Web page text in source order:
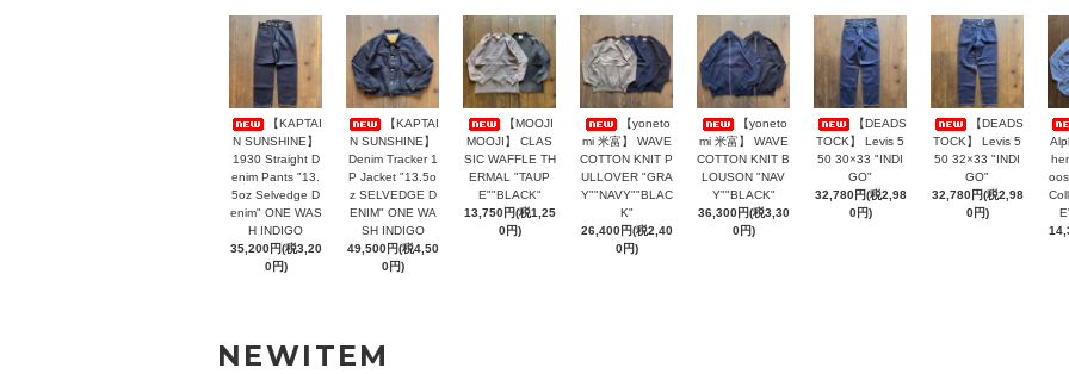
【KAPTAI
N SUNSHINE】
1930 Straight D
enim Pants "13.
5oz Selvedge D
enim" ONE WAS
H INDIGO
35,200円(税3,20
0円)
【KAPTAI
N SUNSHINE】
Denim Tracker 1
P Jacket "13.5o
z SELVEDGE D
ENIM" ONE WA
SH INDIGO
49,500円(税4,50
0円)
【MOOJI
MOOJI】 CLAS
SIC WAFFLE TH
ERMAL "TAUP
E""BLACK"
13,750円(税1,25
0円)
【yoneto
mi 米富】 WAVE
COTTON KNIT P
ULLOVER "GRA
Y""NAVY""BLAC
K"
26,400円(税2,40
0円)
【yoneto
mi 米富】 WAVE
COTTON KNIT B
LOUSON "NAV
Y""BLACK"
36,300円(税3,30
0円)
【DEADS
TOCK】 Levis 5
50 30×33 "INDI
GO"
32,780円(税2,98
0円)
【DEADS
TOCK】 Levis 5
50 32×33 "INDI
GO"
32,780円(税2,98
0円)
NEWITEM